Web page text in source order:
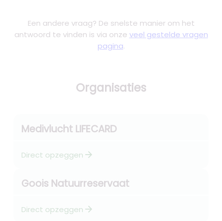
Een andere vraag? De snelste manier om het
antwoord te vinden is via onze veel gestelde vragen
pagina.
Organisaties
Medivlucht LIFECARD
Direct opzeggen arrow_forward
Goois Natuurreservaat
Direct opzeggen arrow_forward